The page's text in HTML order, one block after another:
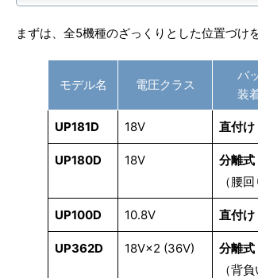
まずは、全5機種のざっくりとした位置づけ
モデル名 電圧クラス
バ
装
UP181D 18V 直付け
UP180D 18V
分離式
（腰回
UP100D 10.8V 直付け
UP362D 18V×2 (36V)
分離式
（背負